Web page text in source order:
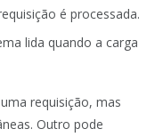
é processada.
lida quando a carga
requisição, mas
Outro pode